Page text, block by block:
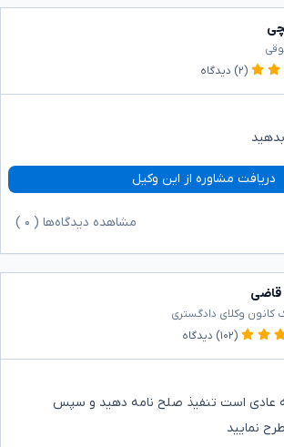
(۲) دیدگاه
دریافت مشاوره از این وکیل
مشاهده دیدگاه‌ها ( ۰
کانون وکلای دادگستری
(۱۰۲) دیدگاه
عادی است تنفیذ صلح نامه دهید و سپس
نمایید